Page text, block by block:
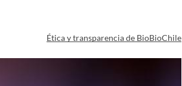
Ética y transparencia de BioBioChile